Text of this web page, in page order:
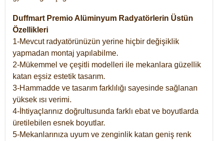
Duffmart Premio Alüminyum Radyatörlerin Üstün
Özellikleri
1-Mevcut radyatörünüzün yerine hiçbir değişiklik
yapmadan montaj yapılabilme.
2-Mükemmel ve çeşitli modelleri ile mekanlara güzellik
katan eşsiz estetik tasarım.
3-Hammadde ve tasarım farklılığı sayesinde sağlanan
yüksek ısı verimi.
4-İhtiyaçlarınız doğrultusunda farklı ebat ve boyutlarda
üretilebilen esnek boyutlar.
5-Mekanlarınıza uyum ve zenginlik katan geniş renk